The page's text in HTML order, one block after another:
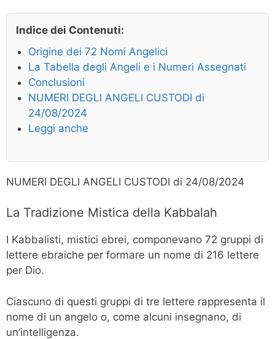
Indice dei Contenuti:
Origine dei 72 Nomi Angelici
La Tabella degli Angeli e i Numeri Assegnati
Conclusioni
NUMERI DEGLI ANGELI CUSTODI di
24/08/2024
Leggi anche
NUMERI DEGLI ANGELI CUSTODI di 24/08/2024
La Tradizione Mistica della Kabbalah
I Kabbalisti, mistici ebrei, componevano 72 gruppi di
lettere ebraiche per formare un nome di 216 lettere
per Dio.
Ciascuno di questi gruppi di tre lettere rappresenta il
nome di un angelo o, come alcuni insegnano, di
un’intelligenza.